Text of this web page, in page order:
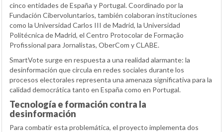
cinco entidades de España y Portugal. Coordinado por la
Fundación Cibervoluntarios, también colaboran instituciones
como la Universidad Carlos III de Madrid, la Universidad
Politécnica de Madrid, el Centro Protocolar de Formação
Profissional para Jornalistas, OberCom y CLABE.
SmartVote surge en respuesta a una realidad alarmante: la
desinformación que circula en redes sociales durante los
procesos electorales representa una amenaza significativa para la
calidad democrática tanto en España como en Portugal.
Tecnología e formación contra la
desinformación
Para combatir esta problemática, el proyecto implementa dos